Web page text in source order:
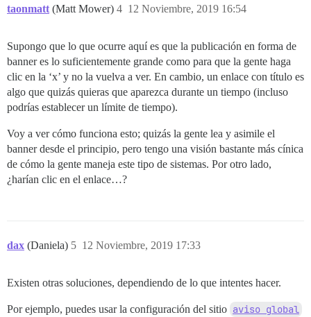
taonmatt (Matt Mower) 12 Noviembre, 2019 16:54
4
Supongo que lo que ocurre aquí es que la publicación en forma de
banner es lo suficientemente grande como para que la gente haga
clic en la ‘x’ y no la vuelva a ver. En cambio, un enlace con título es
algo que quizás quieras que aparezca durante un tiempo (incluso
podrías establecer un límite de tiempo).
Voy a ver cómo funciona esto; quizás la gente lea y asimile el
banner desde el principio, pero tengo una visión bastante más cínica
de cómo la gente maneja este tipo de sistemas. Por otro lado,
¿harían clic en el enlace…?
dax (Daniela) 12 Noviembre, 2019 17:33
5
Existen otras soluciones, dependiendo de lo que intentes hacer.
Por ejemplo, puedes usar la configuración del sitio aviso global